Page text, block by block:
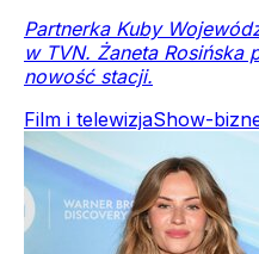
Partnerka Kuby
w TVN. Żaneta Rosińska
nowość stacji.
Film i telewizjaShow-